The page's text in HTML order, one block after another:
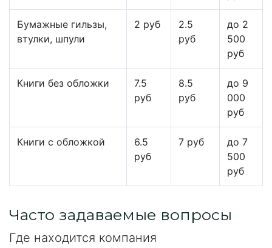
Бумажные гильзы,
втулки, шпули
2 руб
2.5
руб
до 2
500
руб
Книги без обложки
7.5
руб
8.5
руб
до 9
000
руб
Книги с обложкой
6.5
руб
7 руб
до 7
500
руб
Часто задаваемые вопросы
Где находится компания